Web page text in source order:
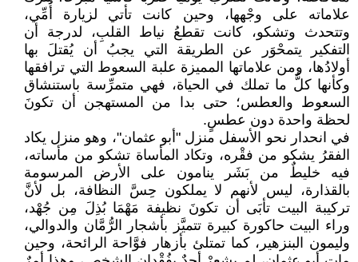
علاماته على وجْهها، وحين كانت تأتي لزيارة أُمِّي،
وتتحدث وتشكو، كانت تقطعُ نياط القلبِ، لدرجة أن
التفكير يتمحْوَر عن الطريقة التي يجبُ أن يُقتلَ بها
أولادُها، ومن علاماتها المميزة علبة السعوط التي ترافقها
وكأنها كلُّ ما تملك في الحياة، فهي متمرِّسة باستنشاق
السعوط والعطس؛ حتى بدا من المستهجن أن تكونَ
لحظة واحدة دون عطسٍ.
في انحدار نحو الأسفل منزل "أبو عثمان"، وهو منزل يكاد
الفقرُ يشكو من فقْره، وتكاد المأساة تشكو من مأساته،
فيه خليطٌ من بَشَر ينامون على الأرض المرسومة
بالقذارة، ليس لأنهم لا يملكون حِسَّ النظافة، بل لأنَّ
تركيبة البيت تأبَى أن تكونَ نظيفة مَهْمَا بُذِلَ مِن جُهْد،
وراء البيت حاكورة كبيرة تتميَّز بأشجار الرُّمَّان والدوالي،
وليمون البنزهير، كما تمتلئ بأزهار فوَّاحة الرائحة، وحين